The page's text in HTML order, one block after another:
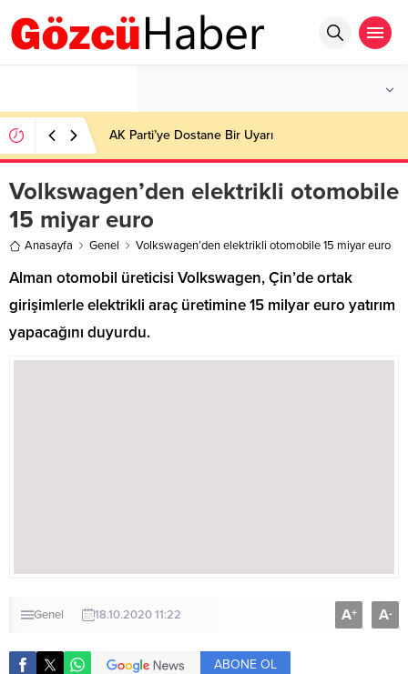
AK Parti’ye Dostane Bir Uyarı
Volkswagen’den elektrikli otomobile
15 miyar euro
Anasayfa Genel Volkswagen’den elektrikli otomobile 15 miyar euro
Alman otomobil üreticisi Volkswagen, Çin’de ortak
girişimlerle elektrikli araç üretimine 15 milyar euro yatırım
yapacağını duyurdu.
Genel 18.10.2020 11:22 A+ A-
ABONE OL